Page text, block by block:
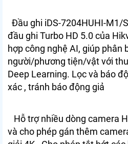
Đầu ghi iDS-7204HUHI-M1/
đầu ghi Turbo HD 5.0 của
hợp công nghệ AI, giúp phân
người/phương tiện/vật với
Deep Learning. Lọc và báo
xác , tránh báo động giả
Hỗ trợ nhiều dòng camera
và cho phép gán thêm